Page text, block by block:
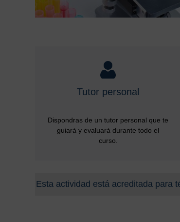
Tutor personal
Dispondras de un tutor personal que te
guiará y evaluará durante todo el
curso.
Esta actividad está acreditada para